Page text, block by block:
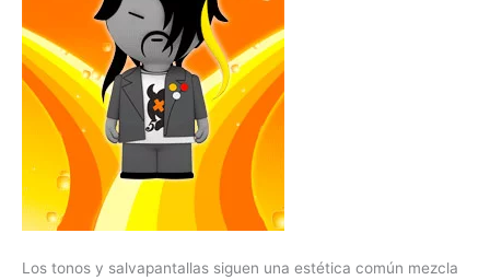
Los tonos y salvapantallas siguen una estética común mezcla